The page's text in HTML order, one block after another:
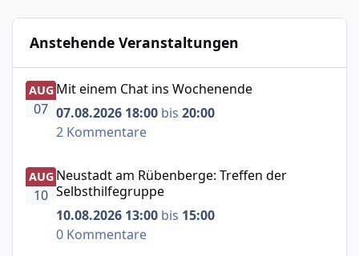
Anstehende Veranstaltungen
Mit einem Chat ins Wochenende
AUG
07
Mit einem Chat ins Wochenende
07.08.2026 18:00 bis 20:00
2 Kommentare
Neustadt am Rübenberge: Treffen der Selbsthilfegruppe
AUG
10
Neustadt am Rübenberge: Treffen der
Selbsthilfegruppe
10.08.2026 13:00 bis 15:00
0 Kommentare